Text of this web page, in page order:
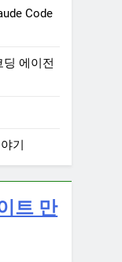
Code
에이전
기
트 만